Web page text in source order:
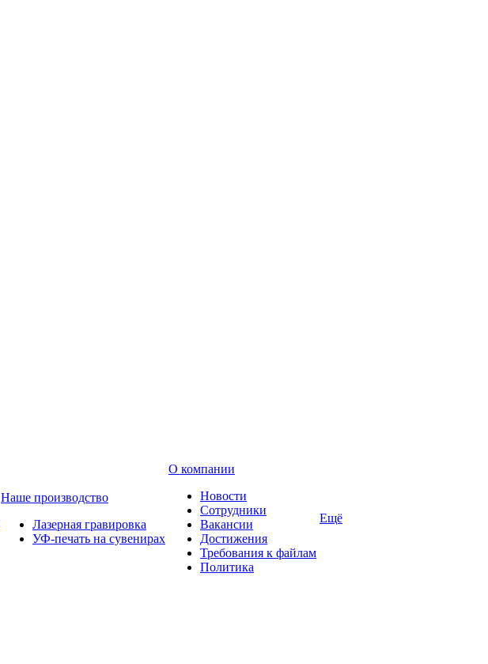
Наше производство
Лазерная гравировка
УФ-печать на сувенирах
О компании
Новости
Сотрудники
Вакансии
Достижения
Требования к файлам
Политика
Ещё